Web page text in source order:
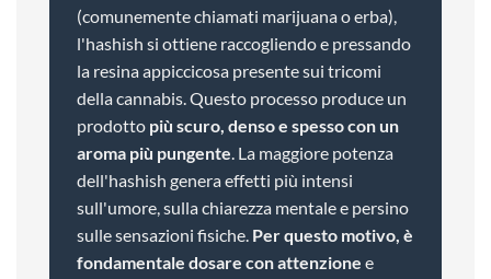
(comunemente chiamati marijuana o erba),
l'hashish si ottiene raccogliendo e pressando
la resina appiccicosa presente sui tricomi
della cannabis. Questo processo produce un
prodotto più scuro, denso e spesso con un
aroma più pungente . La maggiore potenza
dell'hashish genera effetti più intensi
sull'umore, sulla chiarezza mentale e persino
sulle sensazioni fisiche. Per questo motivo, è
fondamentale dosare con attenzione e